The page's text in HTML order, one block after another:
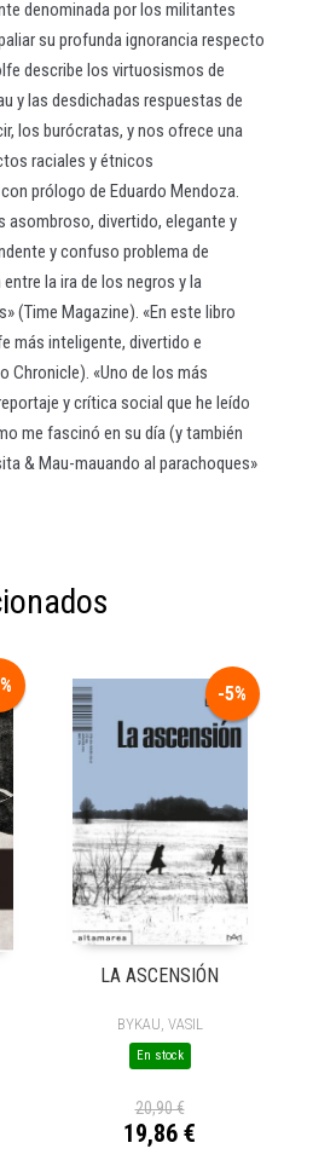
denominada por los militantes
su profunda ignorancia respecto
describe los virtuosismos de
y las desdichadas respuestas de
los burócratas, y nos ofrece una
raciales y étnicos
prólogo de Eduardo Mendoza.
asombroso, divertido, elegante y
y confuso problema de
la ira de los negros y la
(Time Magazine). «En este libro
más inteligente, divertido e
Chronicle). «Uno de los más
y crítica social que he leído
me fascinó en su día (y también
& Mau-mauando al parachoques»
-5%
LA ASCENSIÓN
BYKAU, VASIL
En stock
20,90 €
19,86 €